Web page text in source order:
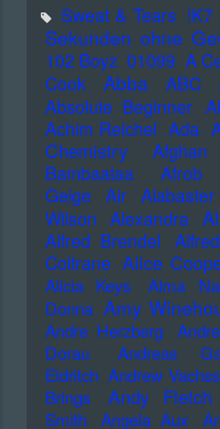
Sweat & Tears !K7
Sekunden ohne
102 Boyz 01099 A
Cook
Abba ABC
Absolute Beginner
Achim Reichel Ada
Chemistry
Bambaataa
Afrob
Geige
Air
Wilson Alexandra
Alfred Brendel
Coltrane Alice
Alicia Keys Alma
Donna Amy
Andre Herzberg
Dorau
Andreas
Eldritch Andrew Vachss
Brings
Andy Fletch
Smith
Angela Aux